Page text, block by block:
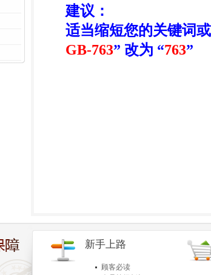
建议：
适当缩短您的关键词
GB-763” 改为 “763”
新手上路
顾客必读